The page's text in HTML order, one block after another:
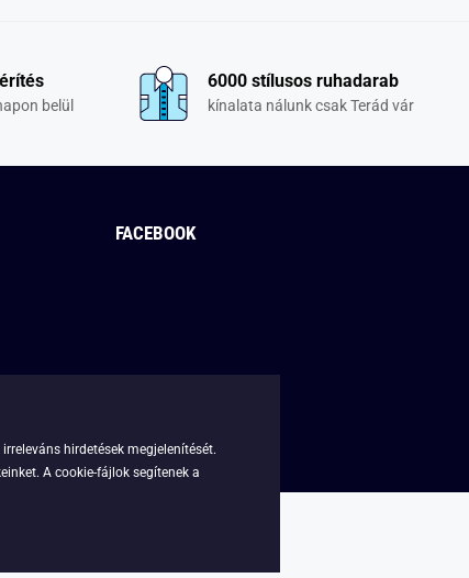
belül
6000 stílusos ruhadarab
kínalata nálunk csak Terád vár
FACEBOOK
hirdetések megjelenítését.
A cookie-fájlok segítenek a